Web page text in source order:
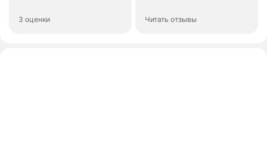
3 оценки Читать отзывы